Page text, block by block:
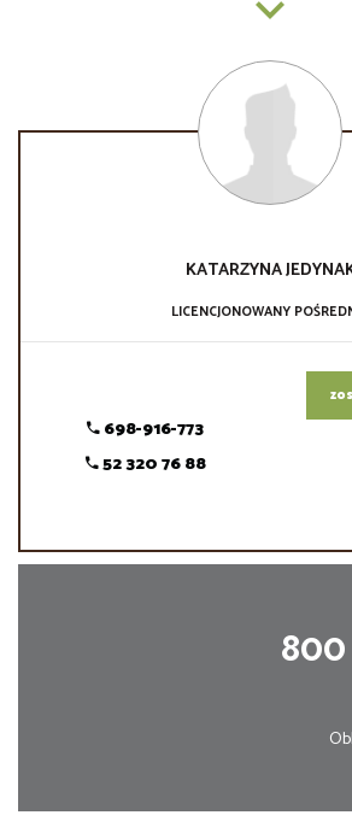
KATARZYNA
LICENCJONOWANY
698-916-773
52 320 76 88